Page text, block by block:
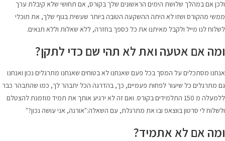
ולכן אם במהלך שלושת הימים הראשונים שלך בקורס, אם תחושי שלא קיבלת ערך
ממשי מהקורס ושזו לא היתה ההשקעה הטובה ביותר שעשית בגוף שלך, את תוכלי
לשלוח לנו מייל ולקבל מאיתנו את כל כספך בחזרה, ללא שאלות וללא תנאים.
ומה אם אטעה ואת לא תהי שם כדי לתקן?
אנחנו מסתכלים על המסך בכל פעם שאנחנו לא בטוחים שאנחנו מתרגלים נכון ואנחנו
גם מתרגלים כל שיעור לפחות פעמיים, כך, בהדרגה הכל יתבהר לך, כמו שהתבהר כבר
ללמעלה מ 150 התלמידים בקורס. ואם זה לא ירגיע אותך את תמיד מוזמנת להצטלם
ולשלוח לי סרטון בווצאפ ובו את מתרגלת, עם השאלה:"אורנה, אני עושה נכון?"
ומה אם לא אתמיד?